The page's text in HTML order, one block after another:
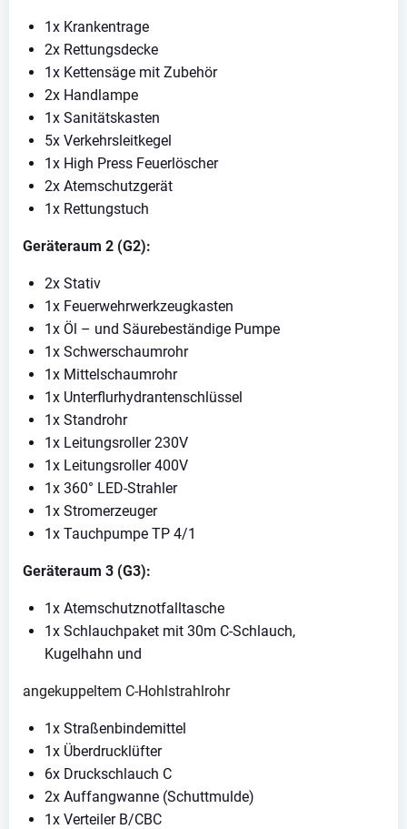
1x Krankentrage
2x Rettungsdecke
1x Kettensäge mit Zubehör
2x Handlampe
1x Sanitätskasten
5x Verkehrsleitkegel
1x High Press Feuerlöscher
2x Atemschutzgerät
1x Rettungstuch
Geräteraum 2 (G2):
2x Stativ
1x Feuerwehrwerkzeugkasten
1x Öl – und Säurebeständige Pumpe
1x Schwerschaumrohr
1x Mittelschaumrohr
1x Unterflurhydrantenschlüssel
1x Standrohr
1x Leitungsroller 230V
1x Leitungsroller 400V
1x 360° LED-Strahler
1x Stromerzeuger
1x Tauchpumpe TP 4/1
Geräteraum 3 (G3):
1x Atemschutznotfalltasche
1x Schlauchpaket mit 30m C-Schlauch,
Kugelhahn und
angekuppeltem C-Hohlstrahlrohr
1x Straßenbindemittel
1x Überdrucklüfter
6x Druckschlauch C
2x Auffangwanne (Schuttmulde)
1x Verteiler B/CBC